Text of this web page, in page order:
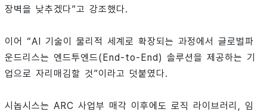
장벽을 낮추겠다”고 강조했다.
이어 “AI 기술이 물리적 세계로 확장되는 과정에서 글로벌파
운드리스는 엔드투엔드(End-to-End) 솔루션을 제공하는 기
업으로 자리매김할 것”이라고 덧붙였다.
시놉시스는 ARC 사업부 매각 이후에도 로직 라이브러리, 임